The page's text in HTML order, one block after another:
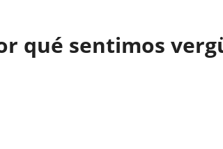
qué sentimos